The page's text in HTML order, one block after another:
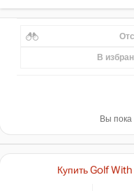
В
Вы пока
Купить Golf